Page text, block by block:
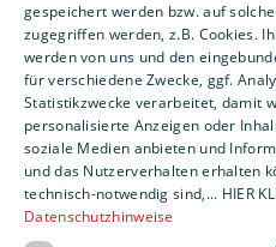
gespeichert werden bzw. auf
zugegriffen werden, z.B. Cookies.
werden von uns und den
für verschiedene Zwecke, ggf.
Statistikzwecke verarbeitet, damit
personalisierte Anzeigen oder
soziale Medien anbieten und
und das Nutzerverhalten erhalten
technisch-notwendig sind,... HIER
Datenschutzhinweise